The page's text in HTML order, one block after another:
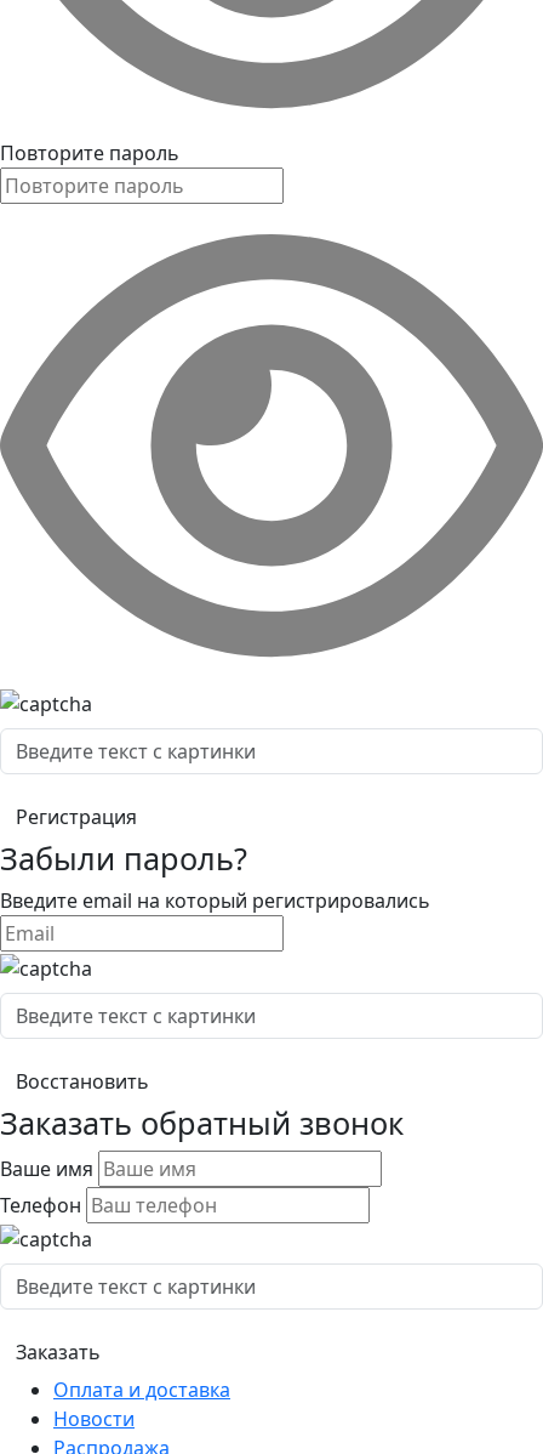
Повторите пароль
Забыли пароль?
Введите email на который регистрировались
Заказать обратный звонок
Ваше имя
Телефон
Оплата и доставка
Новости
Распродажа